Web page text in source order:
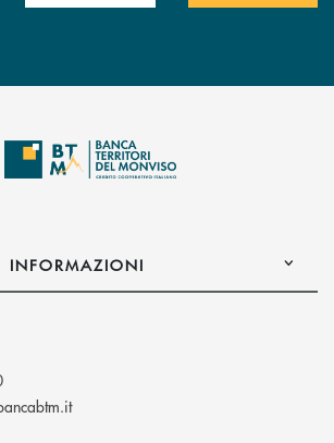
INFORMAZIONI
(si apre l’app di posta elettronica)